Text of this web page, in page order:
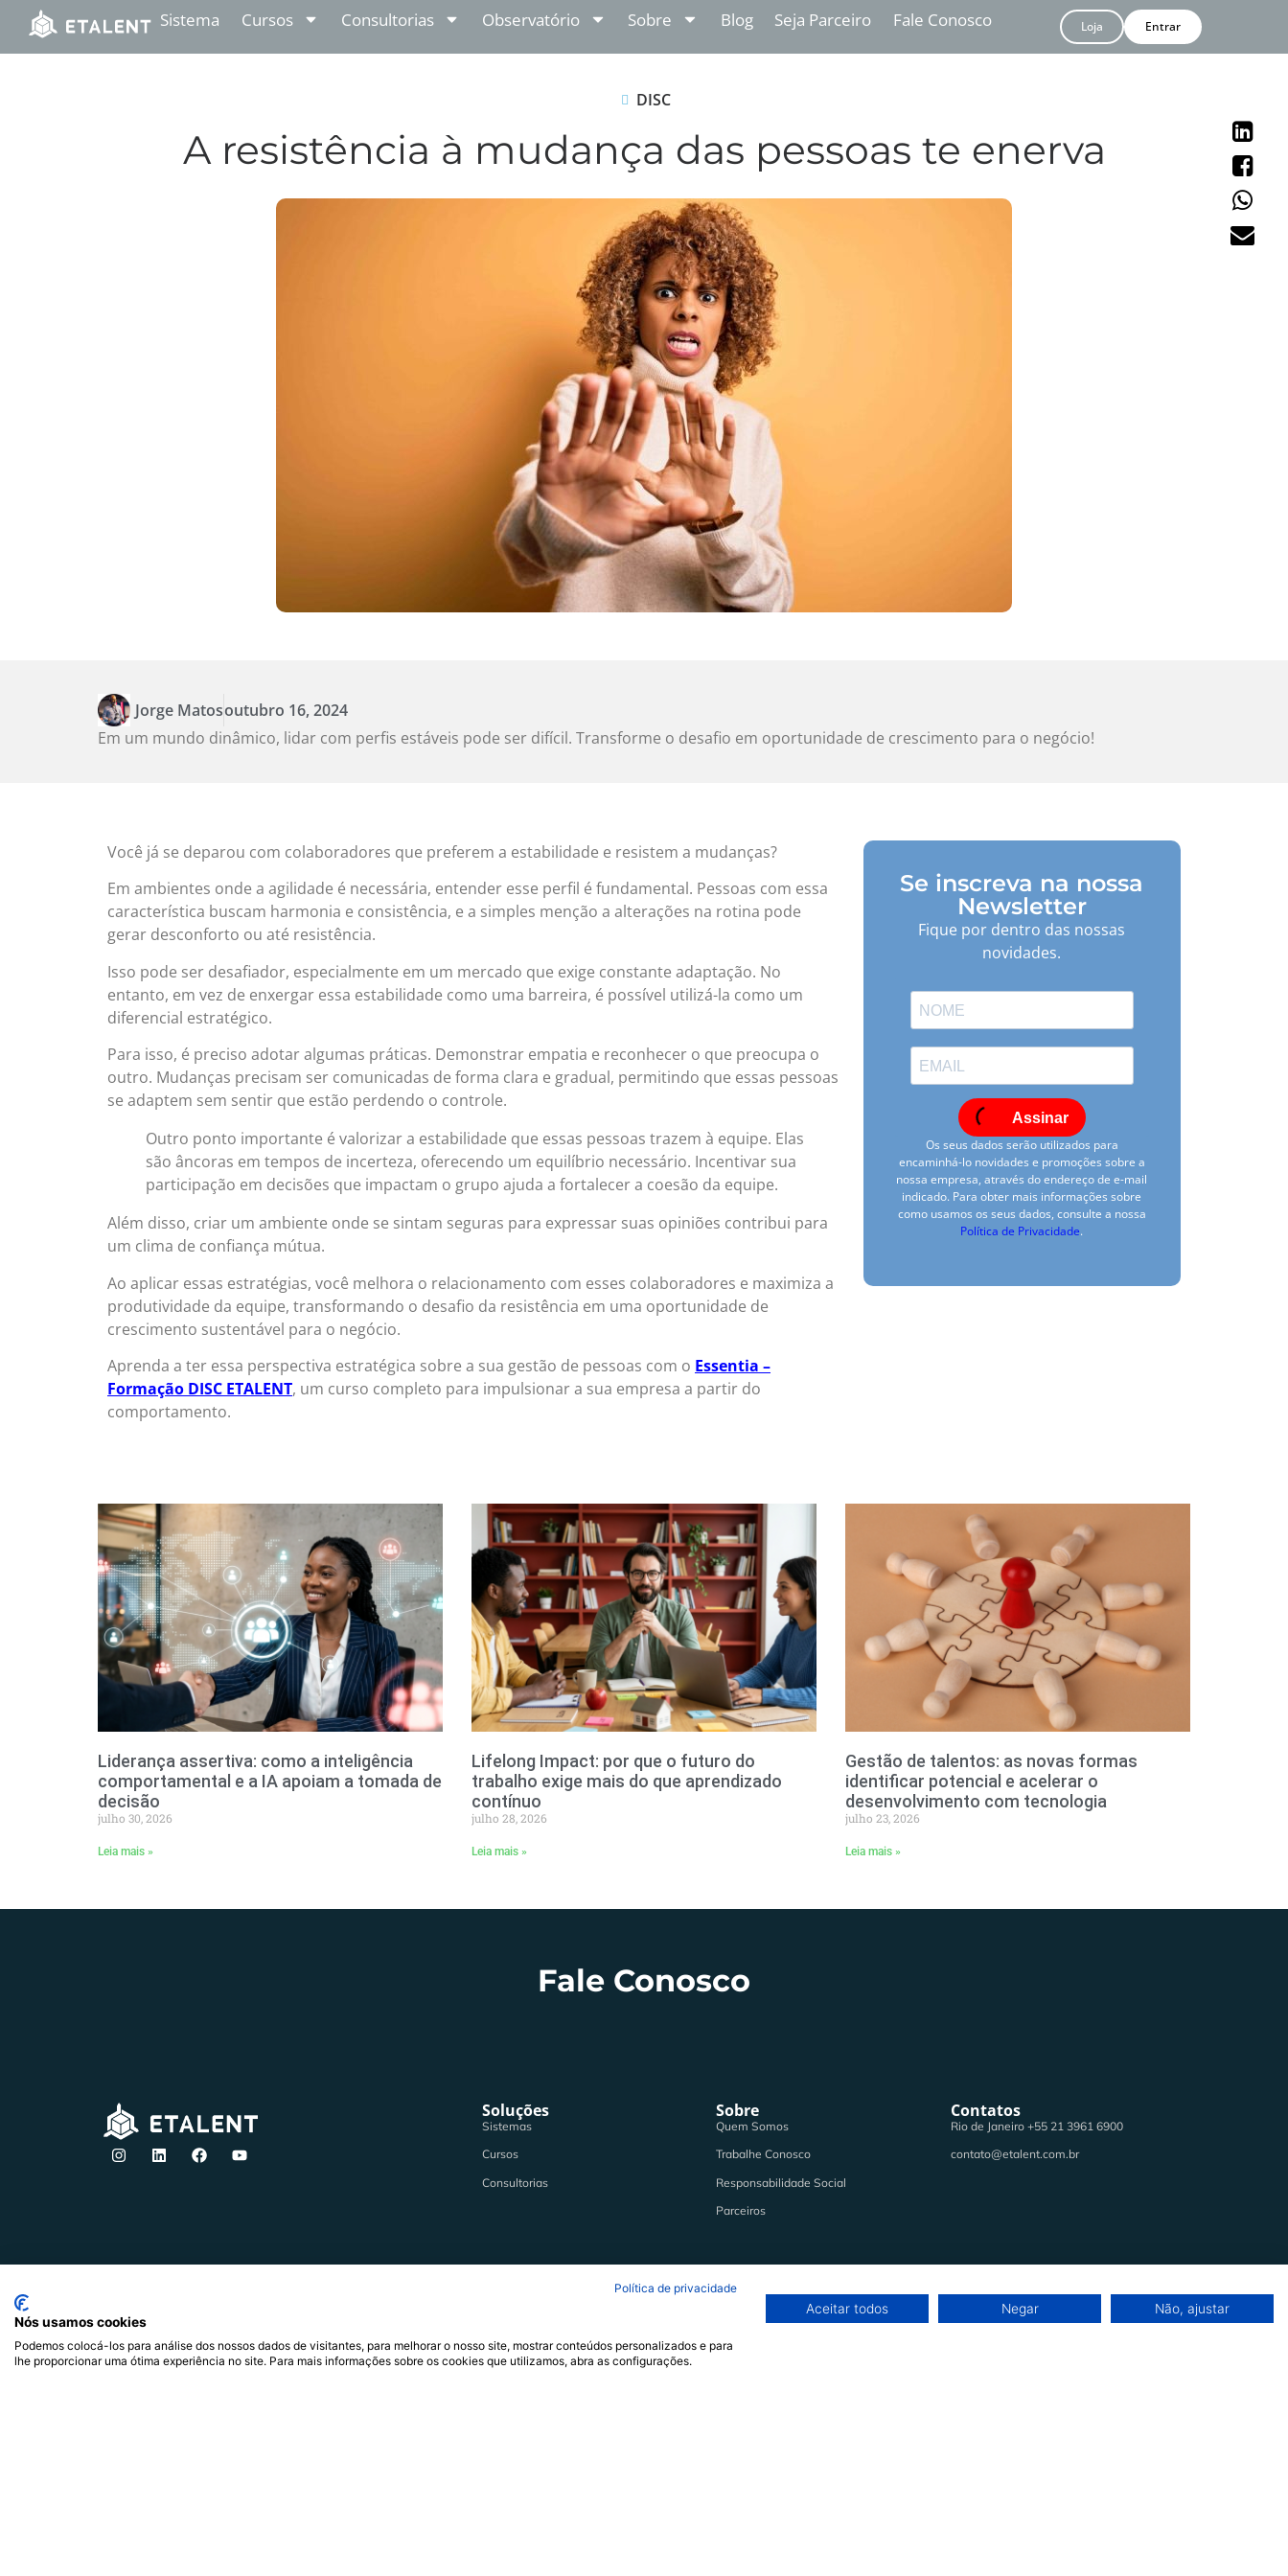
Sistema Cursos Consultorias Observatório Sobre Blog Seja Parceiro Fale Conosco Loja Entrar
DISC
A resistência à mudança das pessoas te enerva
Jorge Matosoutubro 16, 2024
Em um mundo dinâmico, lidar com perfis estáveis pode ser difícil. Transforme o desafio em oportunidade de crescimento para o negócio!
Você já se deparou com colaboradores que preferem a estabilidade e resistem a mudanças?
Em ambientes onde a agilidade é necessária, entender esse perfil é fundamental. Pessoas com essa
característica buscam harmonia e consistência, e a simples menção a alterações na rotina pode
gerar desconforto ou até resistência.
Isso pode ser desafiador, especialmente em um mercado que exige constante adaptação. No
entanto, em vez de enxergar essa estabilidade como uma barreira, é possível utilizá-la como um
diferencial estratégico.
Para isso, é preciso adotar algumas práticas. Demonstrar empatia e reconhecer o que preocupa o
outro. Mudanças precisam ser comunicadas de forma clara e gradual, permitindo que essas pessoas
se adaptem sem sentir que estão perdendo o controle.
Outro ponto importante é valorizar a estabilidade que essas pessoas trazem à equipe. Elas
são âncoras em tempos de incerteza, oferecendo um equilíbrio necessário. Incentivar sua
participação em decisões que impactam o grupo ajuda a fortalecer a coesão da equipe.
Além disso, criar um ambiente onde se sintam seguras para expressar suas opiniões contribui para
um clima de confiança mútua.
Ao aplicar essas estratégias, você melhora o relacionamento com esses colaboradores e maximiza a
produtividade da equipe, transformando o desafio da resistência em uma oportunidade de
crescimento sustentável para o negócio.
Aprenda a ter essa perspectiva estratégica sobre a sua gestão de pessoas com o Essentia –
Formação DISC ETALENT, um curso completo para impulsionar a sua empresa a partir do
comportamento.
Se inscreva na nossa
Newsletter
Fique por dentro das nossas
novidades.
Assinar
Os seus dados serão utilizados para
encaminhá-lo novidades e promoções sobre a
nossa empresa, através do endereço de e-mail
indicado. Para obter mais informações sobre
como usamos os seus dados, consulte a nossa
Política de Privacidade.
Liderança assertiva: como a inteligência
comportamental e a IA apoiam a tomada de
decisão
julho 30, 2026
Leia mais »
Lifelong Impact: por que o futuro do
trabalho exige mais do que aprendizado
contínuo
julho 28, 2026
Leia mais »
Gestão de talentos: as novas formas
identificar potencial e acelerar o
desenvolvimento com tecnologia
julho 23, 2026
Leia mais »
Fale Conosco
Soluções
Sistemas
Cursos
Consultorias
Sobre
Quem Somos
Trabalhe Conosco
Responsabilidade Social
Parceiros
Contatos
Rio de Janeiro +55 21 3961 6900
contato@etalent.com.br
Alavancar pessoas e
comportamento
Política de privacidade
Nós usamos cookies
Podemos colocá-los para análise dos nossos dados de visitantes, para melhorar o nosso site, mostrar conteúdos personalizados e para
lhe proporcionar uma ótima experiência no site. Para mais informações sobre os cookies que utilizamos, abra as configurações.
Aceitar todos Negar Não, ajustar